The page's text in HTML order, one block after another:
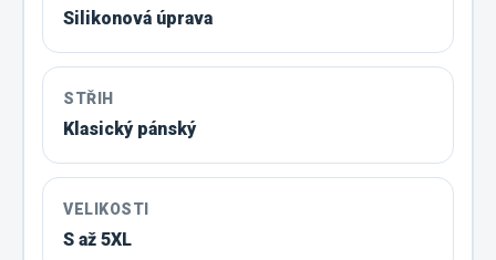
Silikonová úprava
STŘIH
Klasický pánský
VELIKOSTI
S až 5XL